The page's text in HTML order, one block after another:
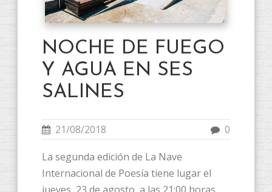
NOCHE DE FUEGO
Y AGUA EN SES
SALINES
21/08/2018 0
La segunda edición de La Nave
Internacional de Poesía tiene lugar el